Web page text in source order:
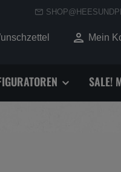
Du hast 0Mein
SALE!